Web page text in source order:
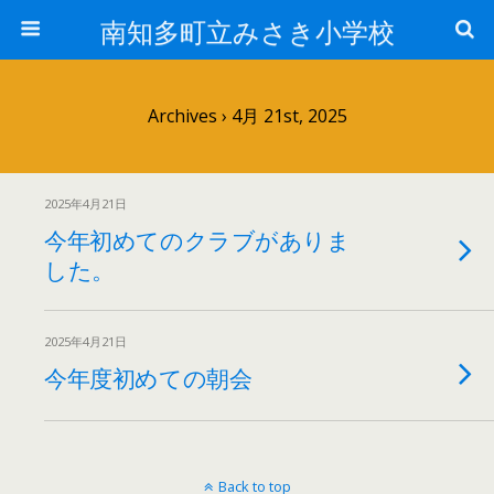
南知多町立みさき小学校
Archives › 4月 21st, 2025
2025年4月21日
今年初めてのクラブがありま
した。
2025年4月21日
今年度初めての朝会
Back to top